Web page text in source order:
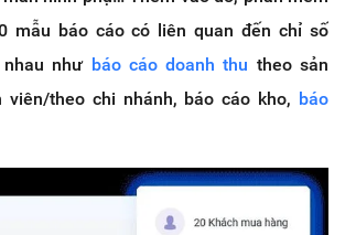
mẫu báo cáo có liên quan đến chỉ số
như báo cáo doanh thu theo sản
viên/theo chi nhánh, báo cáo kho, báo